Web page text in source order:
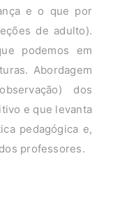
e o que por
de adulto).
podemos em
Abordagem
dos
e que levanta
pedagógica e,
professores.